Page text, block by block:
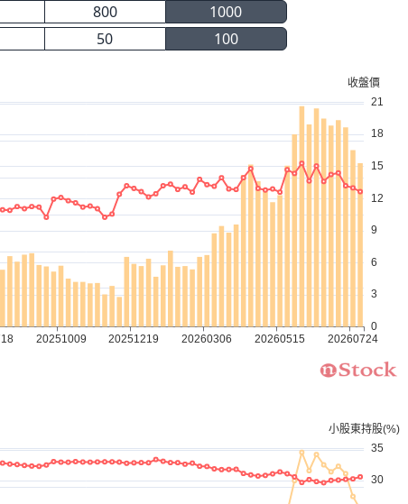
800
1000
50 100